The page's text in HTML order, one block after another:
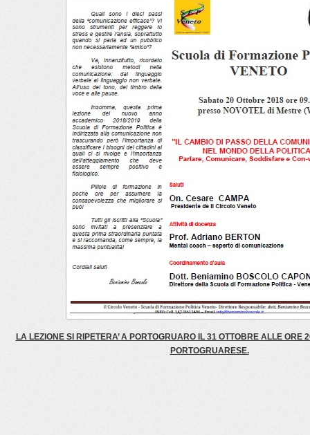
LA LEZIONE SI RIPETERA’ A PORTOGRUARO IL 31 OTTOBRE ALLE ORE
PORTOGRUARESE.